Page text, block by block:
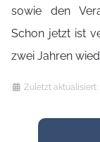
sowie den
Schon jetzt ist
zwei Jahren
Details
Zuletzt aktualisiert: